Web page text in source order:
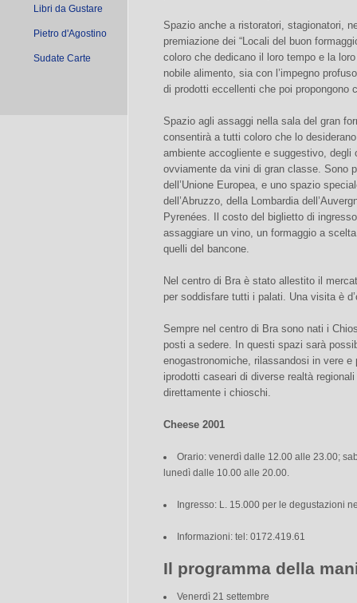
Libri da Gustare
Pietro d'Agostino
Sudate Carte
Spazio anche a ristoratori, stagionatori,
premiazione dei “Locali del buon
coloro che dedicano il loro tempo e la
nobile alimento, sia con l’impegno
di prodotti eccellenti che poi propongono
Spazio agli assaggi nella sala del gran
consentirà a tutti coloro che lo
ambiente accogliente e suggestivo, degli
ovviamente da vini di gran classe. Sono
dell’Unione Europea, e uno spazio
dell’Abruzzo, della Lombardia
Pyrenées. Il costo del biglietto di
assaggiare un vino, un formaggio a
quelli del bancone.
Nel centro di Bra è stato allestito il
per soddisfare tutti i palati. Una visita è
Sempre nel centro di Bra sono nati i
posti a sedere. In questi spazi sarà
enogastronomiche, rilassandosi in vere
iprodotti caseari di diverse realtà
direttamente i chioschi.
Cheese 2001
Orario: venerdì dalle 12.00 alle 23.00;
lunedì dalle 10.00 alle 20.00.
Ingresso: L. 15.000 per le degustazioni
Informazioni: tel: 0172.419.61
Il programma della
Venerdì 21 settembre